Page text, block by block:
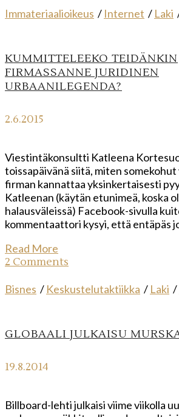
Immateriaalioikeus / Internet / Laki
KUMMITTELEEKO TEIDÄNKIN
FIRMASSANNE JURIDINEN
URBAANILEGENDA?
2.6.2015
Viestintäkonsultti Katleena
toissapäivänä siitä, miten
firman kannattaa yksinkertaisesti
Katleenan (käytän etunimeä, koska
halausväleissä) Facebook-sivulla
kommentaattori kysyi, että entäpäs
Read More
2 Comments
Bisnes / Keskustelutaktiikka / Laki /
GLOBAALI JULKAISU
19.8.2014
Billboard-lehti julkaisi viime viikolla